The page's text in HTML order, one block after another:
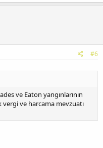
#6
ve Eaton yangınlarının
ve harcama mevzuatı